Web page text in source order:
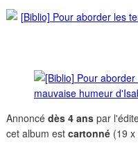
Annoncé dès 4 ans par
cet album est cartonné (19